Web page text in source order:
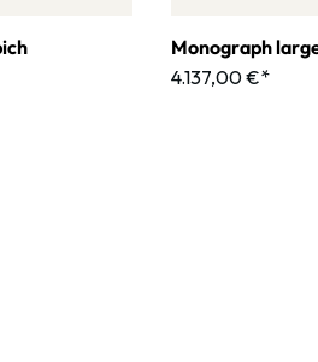
Monograph
4.137,00 €*